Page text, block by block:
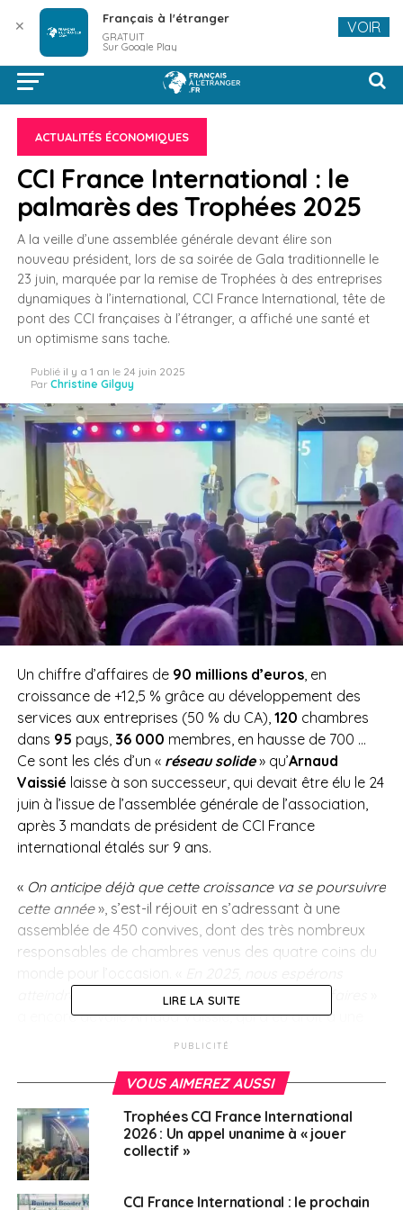
ACTUALITÉS ÉCONOMIQUES
CCI France International : le
palmarès des Trophées 2025
A la veille d’une assemblée générale devant élire son
nouveau président, lors de sa soirée de Gala traditionnelle le
23 juin, marquée par la remise de Trophées à des entreprises
dynamiques à l’international, CCI France International, tête de
pont des CCI françaises à l’étranger, a affiché une santé et
un optimisme sans tache.
Publié il y a 1 an le 24 juin 2025
Par Christine Gilguy
Un chiffre d’affaires de 90 millions d’euros, en
croissance de +12,5 % grâce au développement des
services aux entreprises (50 % du CA), 120 chambres
dans 95 pays, 36 000 membres, en hausse de 700 …
Ce sont les clés d’un « réseau solide» qu’Arnaud
Vaissié laisse à son successeur, qui devait être élu le 24
juin à l’issue de l’assemblée générale de l’association,
après 3 mandats de président de CCI France
international étalés sur 9 ans.
« On anticipe déjà que cette croissance va se poursuivre
cette année», s’est-il réjouit en s’adressant à une
assemblée de 450 convives, dont des très nombreux
responsables de chambres venus des quatre coins du
atteindre les 100 millions d’euros de chiffre d’affaires
a encore dévoilé Arnaud Vaissié, qui a eu droit à une
standing ovation en quittant la tribune.
Les lauréats des
trophées 2025
Catégorie « Actions RSE/ESG des CCI FI »
LIRE LA SUITE
PUBLICITÉ
VOUS AIMEREZ AUSSI
Trophées CCI France International
2026 : Un appel unanime à « jouer
collectif »
CCI France International : le prochain
✕ Français à l'étranger
GRATUIT
Sur Google Play
VOIR